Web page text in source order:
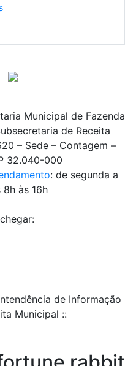
Municipal de Fazenda
de Receita
– Sede – Contagem –
32.040-000
: de segunda a
às 16h
de Informação
Municipal ::